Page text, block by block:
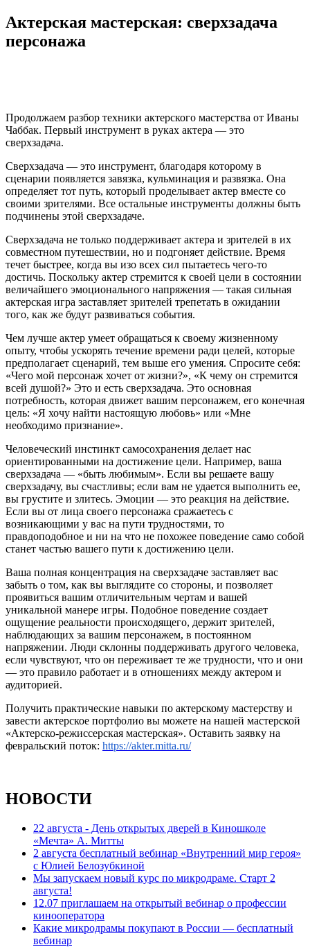
Актерская мастерская: сверхзадача
персонажа
Продолжаем разбор техники актерского мастерства от Иваны
Чаббак. Первый инструмент в руках актера — это
сверхзадача.
Сверхзадача — это инструмент, благодаря которому в
сценарии появляется завязка, кульминация и развязка. Она
определяет тот путь, который проделывает актер вместе со
своими зрителями. Все остальные инструменты должны быть
подчинены этой сверхзадаче.
Сверхзадача не только поддерживает актера и зрителей в их
совместном путешествии, но и подгоняет действие. Время
течет быстрее, когда вы изо всех сил пытаетесь чего-то
достичь. Поскольку актер стремится к своей цели в состоянии
величайшего эмоционального напряжения — такая сильная
актерская игра заставляет зрителей трепетать в ожидании
того, как же будут развиваться события.
Чем лучше актер умеет обращаться к своему жизненному
опыту, чтобы ускорять течение времени ради целей, которые
предполагает сценарий, тем выше его умения. Спросите себя:
«Чего мой персонаж хочет от жизни?», «К чему он стремится
всей душой?» Это и есть сверхзадача. Это основная
потребность, которая движет вашим персонажем, его конечная
цель: «Я хочу найти настоящую любовь» или «Мне
необходимо признание».
Человеческий инстинкт самосохранения делает нас
ориентированными на достижение цели. Например, ваша
сверхзадача — «быть любимым». Если вы решаете вашу
сверхзадачу, вы счастливы; если вам не удается выполнить ее,
вы грустите и злитесь. Эмоции — это реакция на действие.
Если вы от лица своего персонажа сражаетесь с
возникающими у вас на пути трудностями, то
правдоподобное и ни на что не похожее поведение само собой
станет частью вашего пути к достижению цели.
Ваша полная концентрация на сверхзадаче заставляет вас
забыть о том, как вы выглядите со стороны, и позволяет
проявиться вашим отличительным чертам и вашей
уникальной манере игры. Подобное поведение создает
ощущение реальности происходящего, держит зрителей,
наблюдающих за вашим персонажем, в постоянном
напряжении. Люди склонны поддерживать другого человека,
если чувствуют, что он переживает те же трудности, что и они
— это правило работает и в отношениях между актером и
аудиторией.
Получить практические навыки по актерскому мастерству и
завести актерское портфолио вы можете на нашей мастерской
«Актерско-режиссерская мастерская». Оставить заявку на
февральский поток: https://akter.mitta.ru/
НОВОСТИ
22 августа - День открытых дверей в Киношколе
«Мечта» А. Митты
2 августа бесплатный вебинар «Внутренний мир героя»
с Юлией Белозубкиной
Мы запускаем новый курс по микродраме. Старт 2
августа!
12.07 приглашаем на открытый вебинар о профессии
кинооператора
Какие микродрамы покупают в России — бесплатный
вебинар